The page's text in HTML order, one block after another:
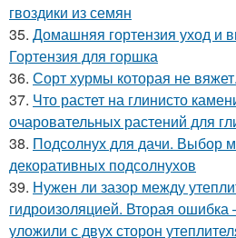
гвоздики из семян
35. Домашняя гортензия уход и
Гортензия для горшка
36. Сорт хурмы которая не
37. Что растет на глинисто
очаровательных растений для
38. Подсолнух для дачи. Выбор
декоративных подсолнухов
39. Нужен ли зазор между
гидроизоляцией. Вторая
уложили с двух сторон